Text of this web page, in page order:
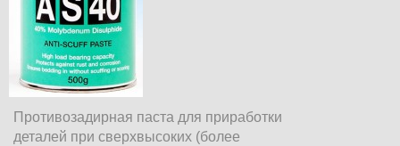
Противозадирная паста для приработки
деталей при сверхвысоких (более